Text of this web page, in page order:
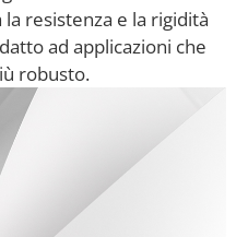
resistenza e la rigidità
ad applicazioni che
robusto.